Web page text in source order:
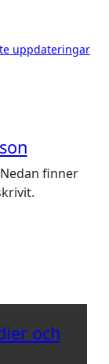
uppdateringar
finner
och